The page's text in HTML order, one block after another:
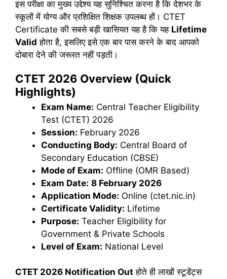
इस परीक्षा का मुख्य उद्देश्य यह सुनिश्चित करना है कि देशभर के
स्कूलों में योग्य और प्रशिक्षित शिक्षक उपलब्ध हों। CTET
Certificate की सबसे बड़ी खासियत यह है कि यह Lifetime
Valid होता है, इसलिए इसे एक बार पास करने के बाद आपको
दोबारा देने की जरूरत नहीं पड़ती।
CTET 2026 Overview (Quick
Highlights)
Exam Name: Central Teacher Eligibility
Test (CTET) 2026
Session: February 2026
Conducting Body: Central Board of
Secondary Education (CBSE)
Mode of Exam: Offline (OMR Based)
Exam Date: 8 February 2026
Application Mode: Online (ctet.nic.in)
Certificate Validity: Lifetime
Purpose: Teacher Eligibility for
Government & Private Schools
Level of Exam: National Level
CTET 2026 Notification Out होते ही लाखों स्टूडेंट्स